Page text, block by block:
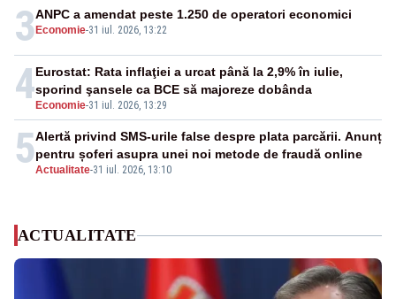
3 Economie-31 iul. 2026, 13:22
ANPC a amendat peste 1.250 de operatori economici
4 Economie-31 iul. 2026, 13:29
Eurostat: Rata inflaţiei a urcat până la 2,9% în iulie,
sporind şansele ca BCE să majoreze dobânda
5Actualitate-31 iul. 2026, 13:10
Alertă privind SMS-urile false despre plata parcării. Anunț
pentru șoferi asupra unei noi metode de fraudă online
ACTUALITATE